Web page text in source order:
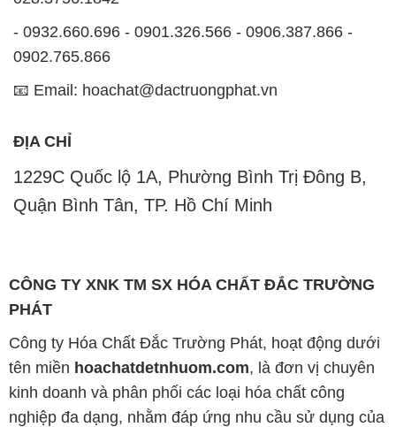
- 0932.660.696 - 0901.326.566 - 0906.387.866 -
0902.765.866
📧 Email: hoachat@dactruongphat.vn
ĐỊA CHỈ
1229C Quốc lộ 1A, Phường Bình Trị Đông B,
Quận Bình Tân, TP. Hồ Chí Minh
CÔNG TY XNK TM SX HÓA CHẤT ĐẮC TRƯỜNG
PHÁT
Công ty Hóa Chất Đắc Trường Phát, hoạt động dưới
tên miền hoachatdetnhuom.com, là đơn vị chuyên
kinh doanh và phân phối các loại hóa chất công
nghiệp đa dạng, nhằm đáp ứng nhu cầu sử dụng của